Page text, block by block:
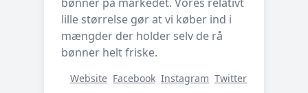
lille størrelse gør at vi køber ind i
mængder der holder selv de rå
bønner helt friske.
Website Facebook Instagram Twitter